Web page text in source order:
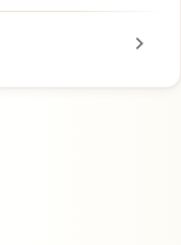
chevron_right